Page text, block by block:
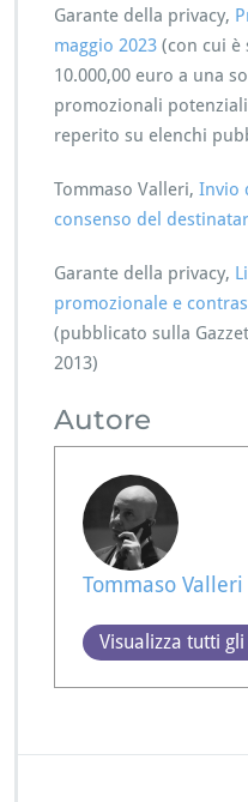
Garante della privacy,
maggio 2023 (con cui è
10.000,00 euro a una
promozionali
reperito su elenchi
Tommaso Valleri, Invio
consenso del
Garante della privacy,
promozionale e
(pubblicato sulla
2013)
Autore
Tommaso Valleri
Visualizza tutti